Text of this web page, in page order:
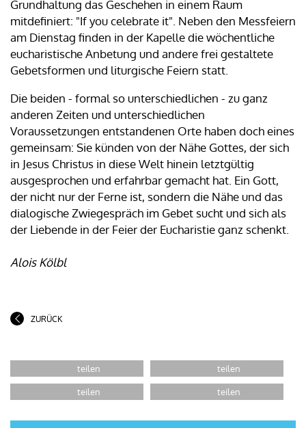
Grundhaltung das Geschehen in einem Raum
mitdefiniert: "If you celebrate it". Neben den Messfeiern
am Dienstag finden in der Kapelle die wöchentliche
eucharistische Anbetung und andere frei gestaltete
Gebetsformen und liturgische Feiern statt.
Die beiden - formal so unterschiedlichen - zu ganz
anderen Zeiten und unterschiedlichen
Voraussetzungen entstandenen Orte haben doch eines
gemeinsam: Sie künden von der Nähe Gottes, der sich
in Jesus Christus in diese Welt hinein letztgültig
ausgesprochen und erfahrbar gemacht hat. Ein Gott,
der nicht nur der Ferne ist, sondern die Nähe und das
dialogische Zwiegespräch im Gebet sucht und sich als
der Liebende in der Feier der Eucharistie ganz schenkt.
Alois Kölbl
ZURÜCK